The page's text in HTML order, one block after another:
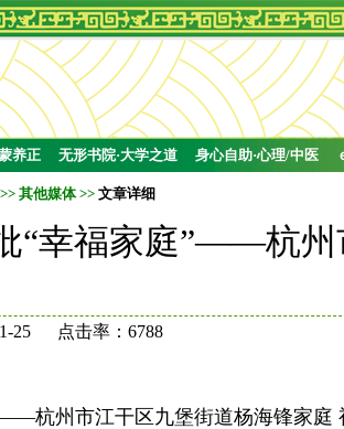
养正 无形书院·大学之道 身心自助·心理/中医
>> 其他媒体>> 文章详细
“幸福家庭”——杭州
25 点击率：6788
杭州市江干区九堡街道杨海锋家庭